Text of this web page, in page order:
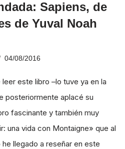
Sapiens, de
de Yuval Noah
04/08/2016
este libro –lo tuve ya en la
posteriormente aplacé su
fascinante y también muy
una vida con Montaigne» que al
llegado a reseñar en este